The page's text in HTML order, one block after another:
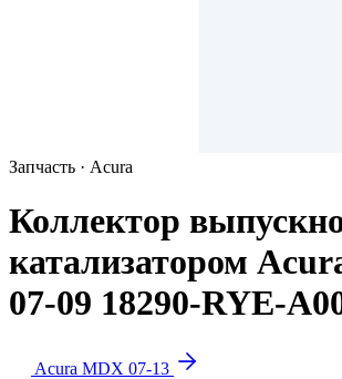
Запчасть · Acura
Коллектор
катализатором
07-09 18290-RYE-
Acura MDX 07-13